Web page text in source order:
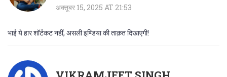
अक्तूबर 15, 2025 AT 21:53
भाई ये हार शॉर्टकट नहीं, असली इण्डिया की ताक़त दिखाएगी!